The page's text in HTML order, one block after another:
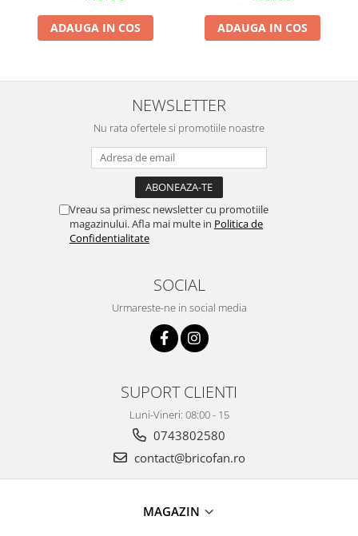
Prelungitoare & cabluri electrice
Becuri
Conectori/doze
Lumina de crestere pentru plante
Proiectoare & lampi de lucru
Veioze si Lampi
Aparate de spalat cu presiune si
Accesorii aparatele de spalat cu
Articole si accesorii pentru baie
Baterii cada
ADAUGA IN COS ADAUGA IN COS
NEWSLETTER
Nu rata ofertele si promotiile noastre
Vreau sa primesc newsletter cu promotiile
magazinului. Afla mai multe in Politica de
Confidentialitate
SOCIAL
Urmareste-ne in social media
SUPORT CLIENTI
Luni-Vineri: 08:00 - 15
0743802580
contact@bricofan.ro
MAGAZIN